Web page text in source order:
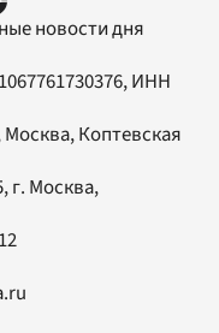
новости дня
ИНН
Коптевская
, г. Москва,